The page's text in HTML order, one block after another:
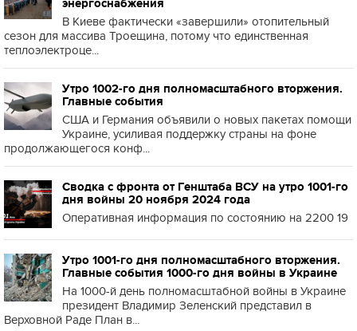
энергоснабжения
В Киеве фактически «завершили» отопительный
сезон для массива Троещина, потому что единственная
теплоэлектроце...
Утро 1002-го дня полномасштабного вторжения.
Главные события
США и Германия объявили о новых пакетах помощи
Украине, усиливая поддержку страны на фоне
продолжающегося конф...
Сводка с фронта от Генштаба ВСУ на утро 1001-го
дня войны 20 ноября 2024 года
Оперативная информация по состоянию на 2200 19
Утро 1001-го дня полномасштабного вторжения.
Главные события 1000-го дня войны в Украине
На 1000-й день полномасштабной войны в Украине
президент Владимир Зеленский представил в
Верховной Раде План в...